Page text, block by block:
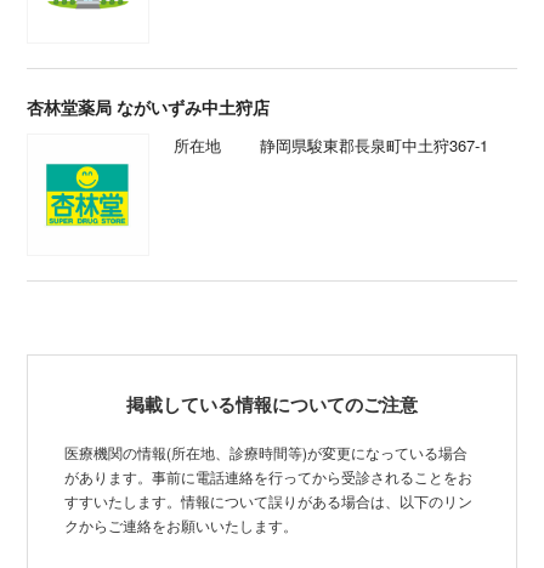
杏林堂薬局 ながいずみ中土狩店
所在地 静岡県駿東郡長泉町中土狩367-1
掲載している情報についてのご注意
医療機関の情報(所在地、診療時間等)が変更になっている場合
があります。事前に電話連絡を行ってから受診されることをお
すすいたします。情報について誤りがある場合は、以下のリン
クからご連絡をお願いいたします。